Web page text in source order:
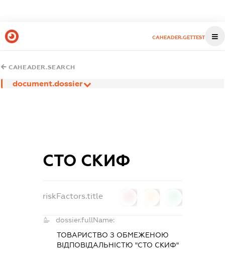
CAHEADER.GETTEST
CAHEADER.SEARCH
document.dossier
СТО СКИФ
riskFactors.title
dossier.fullName:
ТОВАРИСТВО З ОБМЕЖЕНОЮ
ВІДПОВІДАЛЬНІСТЮ "СТО СКИФ"